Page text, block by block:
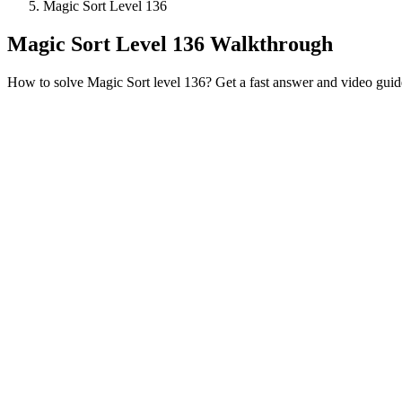
Magic Sort Level 136
Magic Sort Level 136 Walkthrough
How to solve Magic Sort level 136? Get a fast answer and video